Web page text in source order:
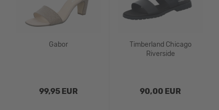
Gabor
99,95 EUR
Timberland Chicago
Riverside
90,00 EUR